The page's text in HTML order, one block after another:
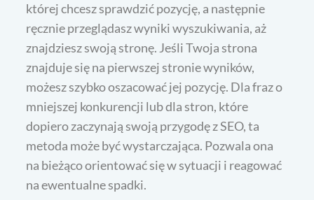
której chcesz sprawdzić pozycję, a następnie
ręcznie przeglądasz wyniki wyszukiwania, aż
znajdziesz swoją stronę. Jeśli Twoja strona
znajduje się na pierwszej stronie wyników,
możesz szybko oszacować jej pozycję. Dla fraz o
mniejszej konkurencji lub dla stron, które
dopiero zaczynają swoją przygodę z SEO, ta
metoda może być wystarczająca. Pozwala ona
na bieżąco orientować się w sytuacji i reagować
na ewentualne spadki.